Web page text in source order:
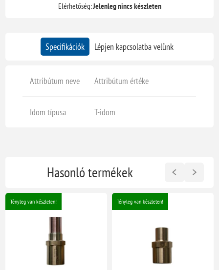
Elérhetőség:Jelenleg nincs készleten
Specifikációk Lépjen kapcsolatba velünk
Attribútum neve Attribútum értéke
Idom típusa T-idom
Hasonló termékek
Tényleg van készleten! Tényleg van készleten!